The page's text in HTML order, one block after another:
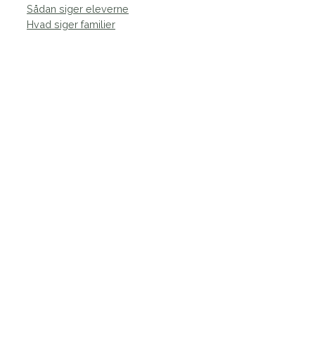
Sådan siger eleverne
Hvad siger familier